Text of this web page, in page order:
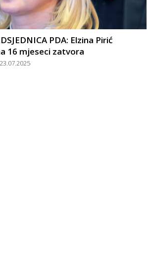
PDA: Elzina Pirić
16 mjeseci zatvora
23.07.2025